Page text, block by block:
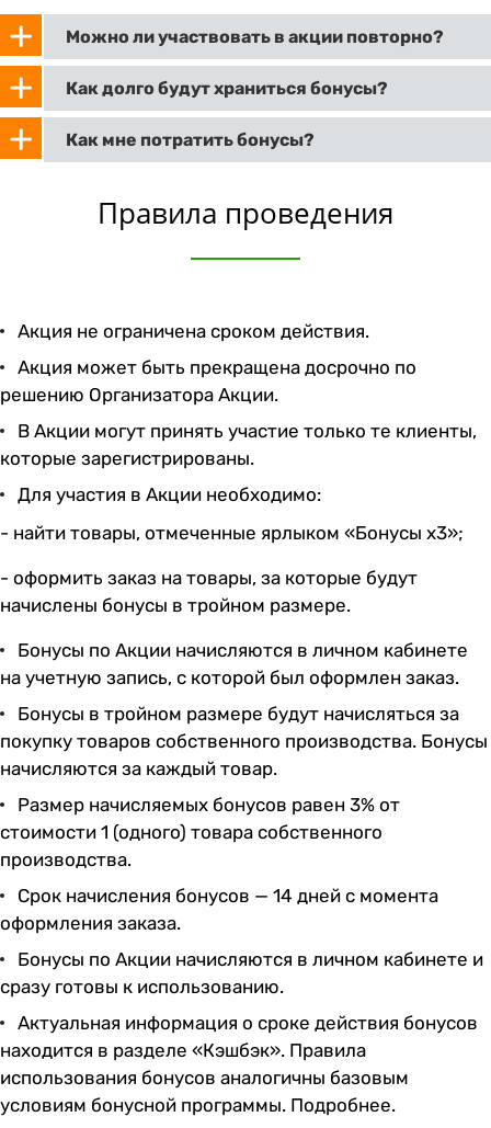
Можно ли участвовать в акции повторно?
Как долго будут храниться бонусы?
Как мне потратить бонусы?
Правила проведения
Акция не ограничена сроком действия.
Акция может быть прекращена досрочно по
решению Организатора Акции.
В Акции могут принять участие только те клиенты,
которые зарегистрированы.
Для участия в Акции необходимо:
- найти товары, отмеченные ярлыком «Бонусы х3»;
- оформить заказ на товары, за которые будут
начислены бонусы в тройном размере.
Бонусы по Акции начисляются в личном кабинете
на учетную запись, с которой был оформлен заказ.
Бонусы в тройном размере будут начисляться за
покупку товаров собственного производства. Бонусы
начисляются за каждый товар.
Размер начисляемых бонусов равен 3% от
стоимости 1 (одного) товара собственного
производства.
Срок начисления бонусов — 14 дней с момента
оформления заказа.
Бонусы по Акции начисляются в личном кабинете и
сразу готовы к использованию.
Актуальная информация о сроке действия бонусов
находится в разделе «Кэшбэк». Правила
использования бонусов аналогичны базовым
условиям бонусной программы. Подробнее.